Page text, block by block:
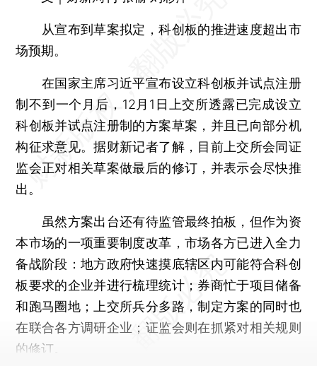
从宣布到草案拟定，科创板的推进速度超出市
场预期。
在国家主席习近平宣布设立科创板并试点注册
制不到一个月后，12月1日上交所透露已完成设立
科创板并试点注册制的方案草案，并且已向部分机
构征求意见。据财新记者了解，目前上交所会同证
监会正对相关草案做最后的修订，并表示会尽快推
出。
虽然方案出台还有待监管最终拍板，但作为资
本市场的一项重要制度改革，市场各方已进入全力
备战阶段：地方政府快速摸底辖区内可能符合科创
板要求的企业并进行梳理统计；券商忙于项目储备
和跑马圈地；上交所兵分多路，制定方案的同时也
在联合各方调研企业；证监会则在抓紧对相关规则
的修订。